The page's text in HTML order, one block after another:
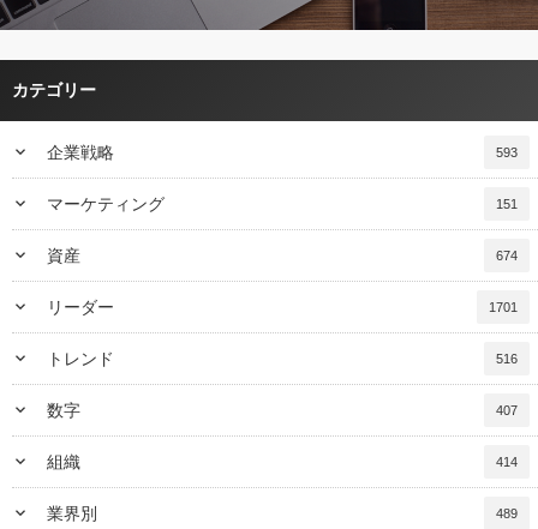
カテゴリー
keyboard_arrow_down 企業戦略 593
keyboard_arrow_down マーケティング 151
keyboard_arrow_down 資産 674
keyboard_arrow_down リーダー 1701
keyboard_arrow_down トレンド 516
keyboard_arrow_down 数字 407
keyboard_arrow_down 組織 414
keyboard_arrow_down 業界別 489